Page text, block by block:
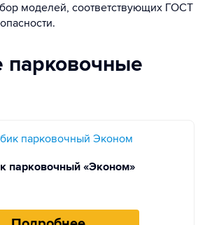
моделей, соответствующих ГОСТ
парковочный «Эконом»